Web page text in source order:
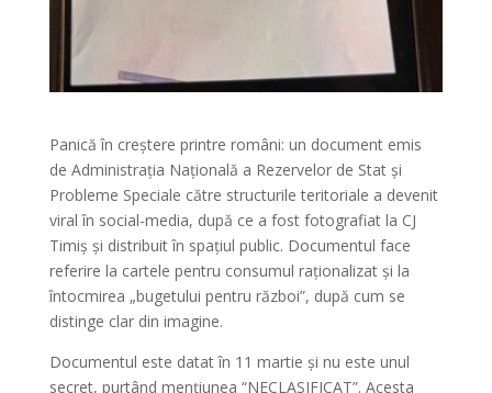
Panică în creștere printre români: un document emis
de Administrația Națională a Rezervelor de Stat și
Probleme Speciale către structurile teritoriale a devenit
viral în social-media, după ce a fost fotografiat la CJ
Timiș și distribuit în spațiul public. Documentul face
referire la cartele pentru consumul raționalizat și la
întocmirea „bugetului pentru război”, după cum se
distinge clar din imagine.
Documentul este datat în 11 martie și nu este unul
secret, purtând mențiunea “NECLASIFICAT”. Acesta